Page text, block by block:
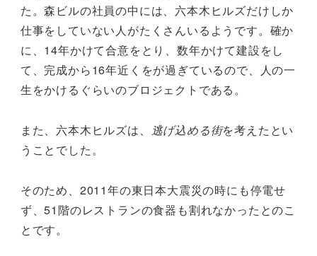
た。森ビルの社員の中には、六本木ヒルズだけしか
仕事をしていない人がたくさんいるようです。確か
に、14年かけて合意をとり、数年かけて建設をし
て、完成から16年近くをが過ぎているので、人の一
生をかけるぐらいのブロジェクトである。
また、六本木ヒルズは、 逃げ込める街を考えたとい
うことでした。
そのため、2011年の東日本大震災の時にも停電せ
ず、51階のレストランの食器も割れなかったとのこ
とです。